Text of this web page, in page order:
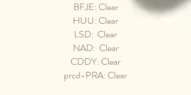
BFJE: Clear
HUU: Clear
LSD: Clear
NAD: Clear
CDDY: Clear
​prcd-PRA: Clear